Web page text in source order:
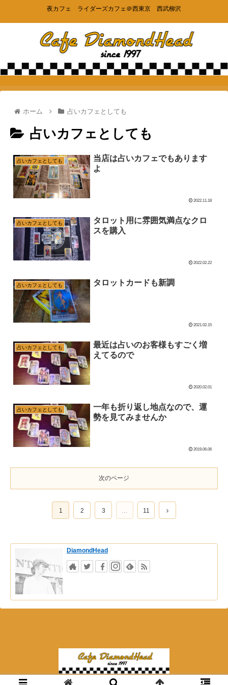
夜カフェ ライダーズカフェ＠西東京 西武柳沢
ホーム 占いカフェとしても
占いカフェとしても
占いカフェとしても
当店は占いカフェでもあります
よ
2022.11.18
占いカフェとしても
タロット用に雰囲気満点なクロ
スを購入
2022.02.22
占いカフェとしても タロットカードも新調
2021.02.15
占いカフェとしても
最近は占いのお客様もすごく増
えてるので
2020.02.01
占いカフェとしても
一年も折り返し地点なので、運
勢を見てみませんか
2019.06.06
次のページ
1 2 3 … 11
DiamondHead